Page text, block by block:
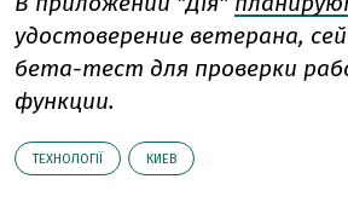
удостоверение ветерана,
бета-тест для проверки
функции.
ТЕХНОЛОГІЇ КИЕВ